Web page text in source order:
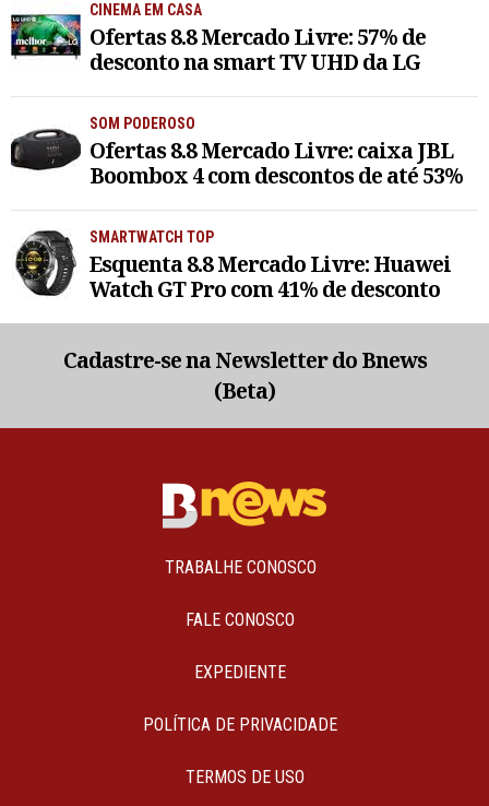
CINEMA EM CASA
Ofertas 8.8 Mercado Livre: 57% de
desconto na smart TV UHD da LG
SOM PODEROSO
Ofertas 8.8 Mercado Livre: caixa JBL
Boombox 4 com descontos de até 53%
SMARTWATCH TOP
Esquenta 8.8 Mercado Livre: Huawei
Watch GT Pro com 41% de desconto
Cadastre-se na Newsletter do Bnews
(Beta)
TRABALHE CONOSCO
FALE CONOSCO
EXPEDIENTE
POLÍTICA DE PRIVACIDADE
TERMOS DE USO